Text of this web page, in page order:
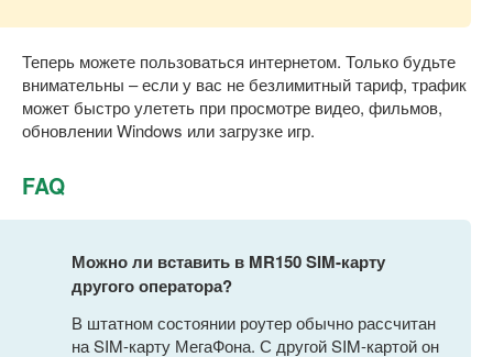
Теперь можете пользоваться интернетом. Только будьте
внимательны – если у вас не безлимитный тариф, трафик
может быстро улететь при просмотре видео, фильмов,
обновлении Windows или загрузке игр.
FAQ
Можно ли вставить в MR150 SIM-карту
другого оператора?
В штатном состоянии роутер обычно рассчитан
на SIM-карту МегаФона. С другой SIM-картой он